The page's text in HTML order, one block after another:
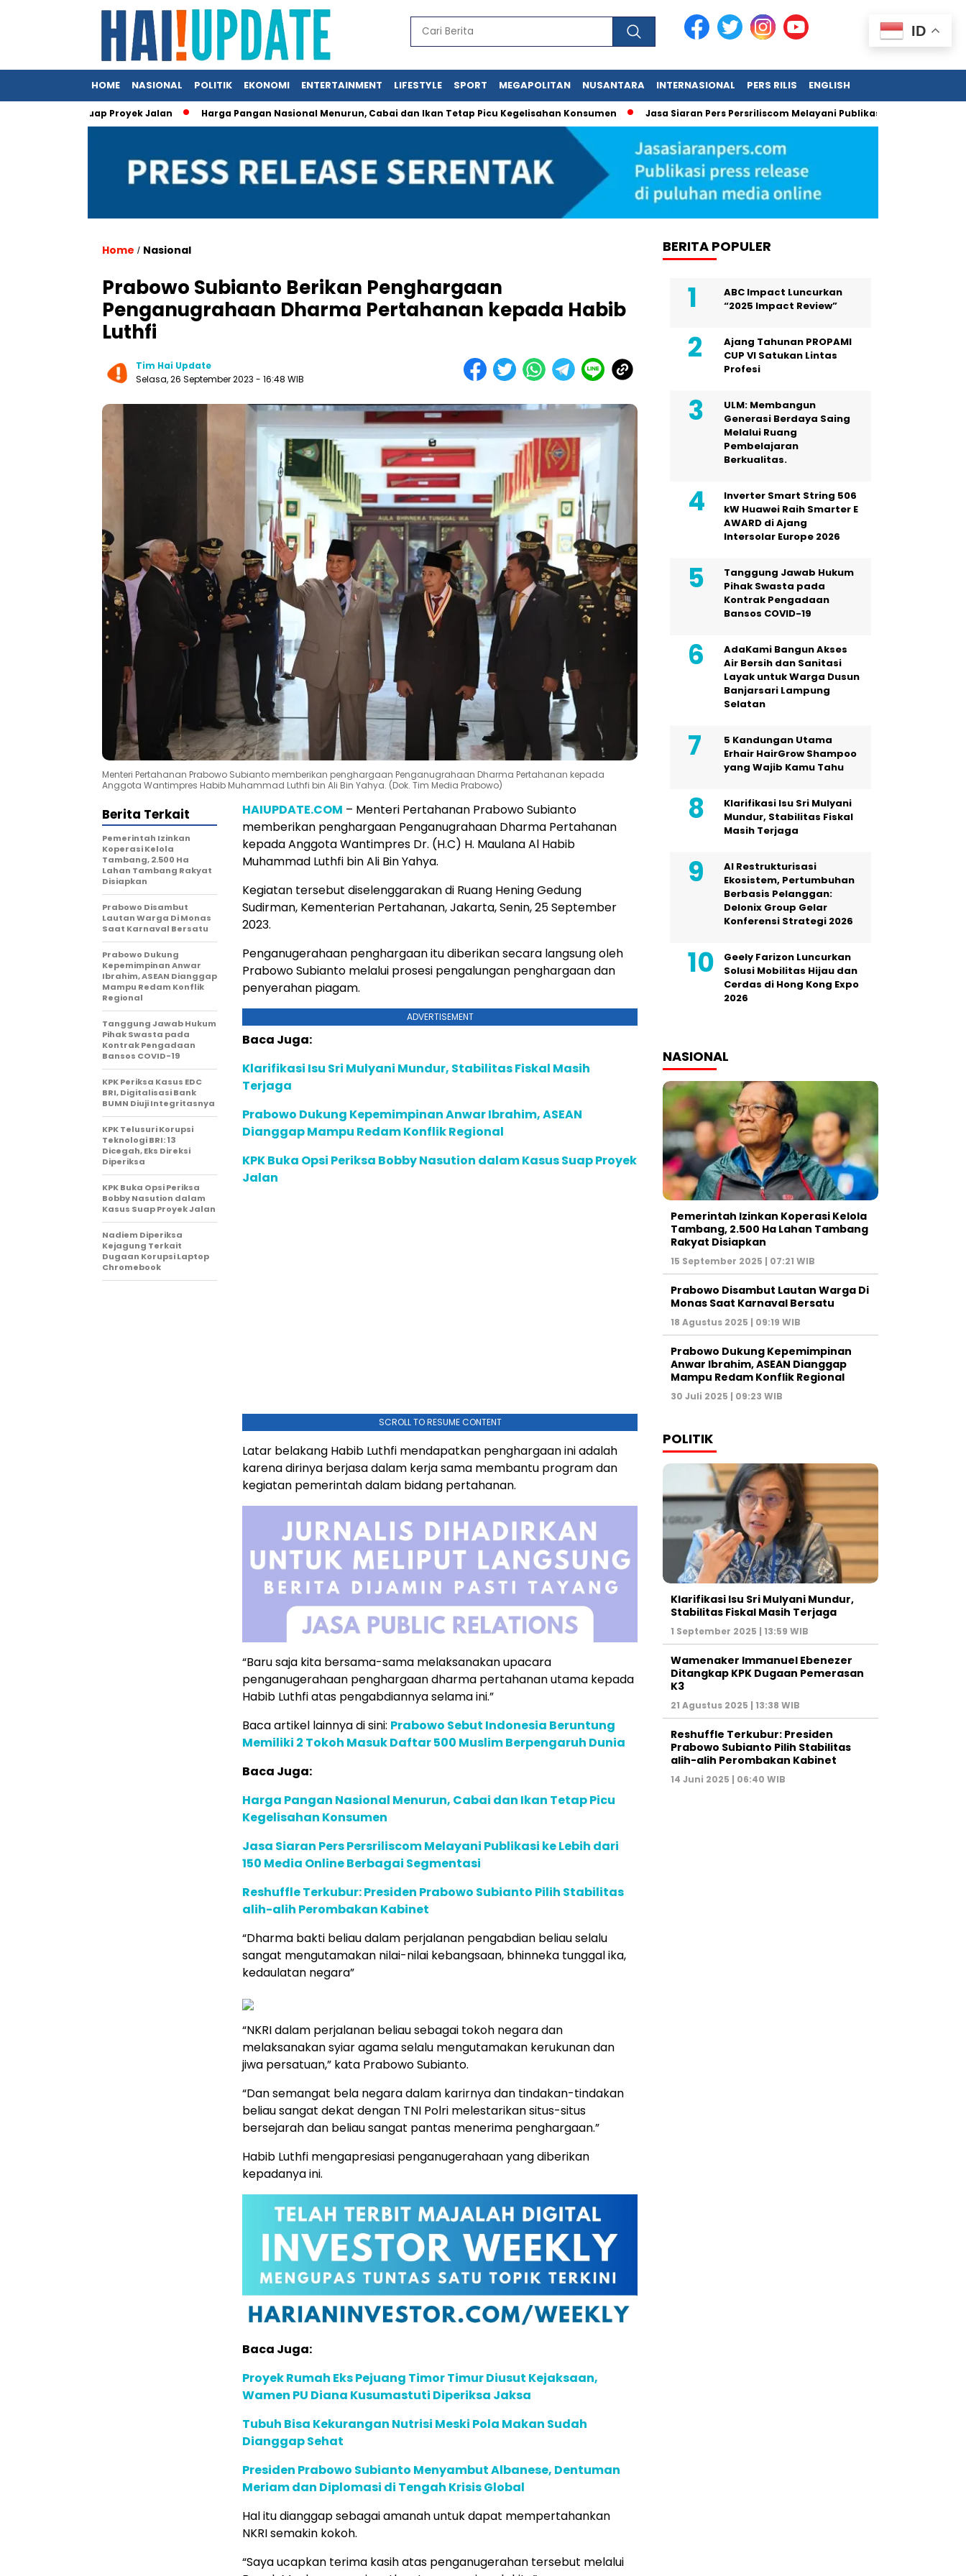
HOME NASIONAL POLITIK EKONOMI ENTERTAINMENT LIFESTYLE SPORT MEGAPOLITAN NUSANTARA INTERNASIONAL PERS RILIS ENGLISH
Suap Proyek Jalan Harga Pangan Nasional Menurun, Cabai dan Ikan Tetap Picu Kegelisahan Konsumen Jasa Siaran Pers Persriliscom Melayani Publikasi ke Lebih dari 150 Media
Home / Nasional
Prabowo Subianto Berikan Penghargaan
Penganugrahaan Dharma Pertahanan kepada Habib
Luthfi
Tim Hai Update
Selasa, 26 September 2023 - 16:48 WIB
Menteri Pertahanan Prabowo Subianto memberikan penghargaan Penganugrahaan Dharma Pertahanan kepada
Anggota Wantimpres Habib Muhammad Luthfi bin Ali Bin Yahya. (Dok. Tim Media Prabowo)
HAIUPDATE.COM – Menteri Pertahanan Prabowo Subianto
memberikan penghargaan Penganugrahaan Dharma Pertahanan
kepada Anggota Wantimpres Dr. (H.C) H. Maulana Al Habib
Muhammad Luthfi bin Ali Bin Yahya.
Kegiatan tersebut diselenggarakan di Ruang Hening Gedung
Sudirman, Kementerian Pertahanan, Jakarta, Senin, 25 September
2023.
Penganugerahaan penghargaan itu diberikan secara langsung oleh
Prabowo Subianto melalui prosesi pengalungan penghargaan dan
penyerahan piagam.
ADVERTISEMENT
Baca Juga:
Klarifikasi Isu Sri Mulyani Mundur, Stabilitas Fiskal Masih
Terjaga
Prabowo Dukung Kepemimpinan Anwar Ibrahim, ASEAN
Dianggap Mampu Redam Konflik Regional
KPK Buka Opsi Periksa Bobby Nasution dalam Kasus Suap Proyek
Jalan
SCROLL TO RESUME CONTENT
Latar belakang Habib Luthfi mendapatkan penghargaan ini adalah
karena dirinya berjasa dalam kerja sama membantu program dan
kegiatan pemerintah dalam bidang pertahanan.
“Baru saja kita bersama-sama melaksanakan upacara
penganugerahaan penghargaan dharma pertahanan utama kepada
Habib Luthfi atas pengabdiannya selama ini.”
Baca artikel lainnya di sini: Prabowo Sebut Indonesia Beruntung
Memiliki 2 Tokoh Masuk Daftar 500 Muslim Berpengaruh Dunia
Baca Juga:
Harga Pangan Nasional Menurun, Cabai dan Ikan Tetap Picu
Kegelisahan Konsumen
Jasa Siaran Pers Persriliscom Melayani Publikasi ke Lebih dari
150 Media Online Berbagai Segmentasi
Reshuffle Terkubur: Presiden Prabowo Subianto Pilih Stabilitas
alih-alih Perombakan Kabinet
“Dharma bakti beliau dalam perjalanan pengabdian beliau selalu
sangat mengutamakan nilai-nilai kebangsaan, bhinneka tunggal ika,
kedaulatan negara”
“NKRI dalam perjalanan beliau sebagai tokoh negara dan
melaksanakan syiar agama selalu mengutamakan kerukunan dan
jiwa persatuan,” kata Prabowo Subianto.
“Dan semangat bela negara dalam karirnya dan tindakan-tindakan
beliau sangat dekat dengan TNI Polri melestarikan situs-situs
bersejarah dan beliau sangat pantas menerima penghargaan.”
Habib Luthfi mengapresiasi penganugerahaan yang diberikan
kepadanya ini.
Baca Juga:
Proyek Rumah Eks Pejuang Timor Timur Diusut Kejaksaan,
Wamen PU Diana Kusumastuti Diperiksa Jaksa
Tubuh Bisa Kekurangan Nutrisi Meski Pola Makan Sudah
Dianggap Sehat
Presiden Prabowo Subianto Menyambut Albanese, Dentuman
Meriam dan Diplomasi di Tengah Krisis Global
Hal itu dianggap sebagai amanah untuk dapat mempertahankan
NKRI semakin kokoh.
“Saya ucapkan terima kasih atas penganugerahan tersebut melalui
Berita Terkait
Pemerintah Izinkan
Koperasi Kelola
Tambang, 2.500 Ha
Lahan Tambang Rakyat
Disiapkan
Prabowo Disambut
Lautan Warga Di Monas
Saat Karnaval Bersatu
Prabowo Dukung
Kepemimpinan Anwar
Ibrahim, ASEAN Dianggap
Mampu Redam Konflik
Regional
Tanggung Jawab Hukum
Pihak Swasta pada
Kontrak Pengadaan
Bansos COVID-19
KPK Periksa Kasus EDC
BRI, Digitalisasi Bank
BUMN Diuji Integritasnya
KPK Telusuri Korupsi
Teknologi BRI: 13
Dicegah, Eks Direksi
Diperiksa
KPK Buka Opsi Periksa
Bobby Nasution dalam
Kasus Suap Proyek Jalan
Nadiem Diperiksa
Kejagung Terkait
Dugaan Korupsi Laptop
Chromebook
BERITA POPULER
ABC Impact Luncurkan
“2025 Impact Review”
Ajang Tahunan PROPAMI
CUP VI Satukan Lintas
Profesi
ULM: Membangun
Generasi Berdaya Saing
Melalui Ruang
Pembelajaran
Berkualitas.
Inverter Smart String 506
kW Huawei Raih Smarter E
AWARD di Ajang
Intersolar Europe 2026
Tanggung Jawab Hukum
Pihak Swasta pada
Kontrak Pengadaan
Bansos COVID-19
AdaKami Bangun Akses
Air Bersih dan Sanitasi
Layak untuk Warga Dusun
Banjarsari Lampung
Selatan
5 Kandungan Utama
Erhair HairGrow Shampoo
yang Wajib Kamu Tahu
Klarifikasi Isu Sri Mulyani
Mundur, Stabilitas Fiskal
Masih Terjaga
AI Restrukturisasi
Ekosistem, Pertumbuhan
Berbasis Pelanggan:
Delonix Group Gelar
Konferensi Strategi 2026
Geely Farizon Luncurkan
Solusi Mobilitas Hijau dan
Cerdas di Hong Kong Expo
2026
NASIONAL
Pemerintah Izinkan Koperasi Kelola
Tambang, 2.500 Ha Lahan Tambang
Rakyat Disiapkan
15 September 2025 | 07:21 WIB
Prabowo Disambut Lautan Warga Di
Monas Saat Karnaval Bersatu
18 Agustus 2025 | 09:19 WIB
Prabowo Dukung Kepemimpinan
Anwar Ibrahim, ASEAN Dianggap
Mampu Redam Konflik Regional
30 Juli 2025 | 09:23 WIB
POLITIK
Klarifikasi Isu Sri Mulyani Mundur,
Stabilitas Fiskal Masih Terjaga
1 September 2025 | 13:59 WIB
Wamenaker Immanuel Ebenezer
Ditangkap KPK Dugaan Pemerasan
K3
21 Agustus 2025 | 13:38 WIB
Reshuffle Terkubur: Presiden
Prabowo Subianto Pilih Stabilitas
alih-alih Perombakan Kabinet
14 Juni 2025 | 06:40 WIB
ID